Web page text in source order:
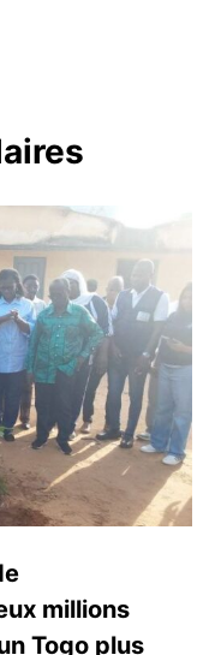
millions
Togo plus